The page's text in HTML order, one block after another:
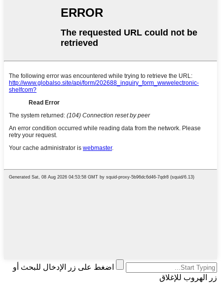
اضغط على زر الإدخال للبحث أو
زر الهروب للإغلاق